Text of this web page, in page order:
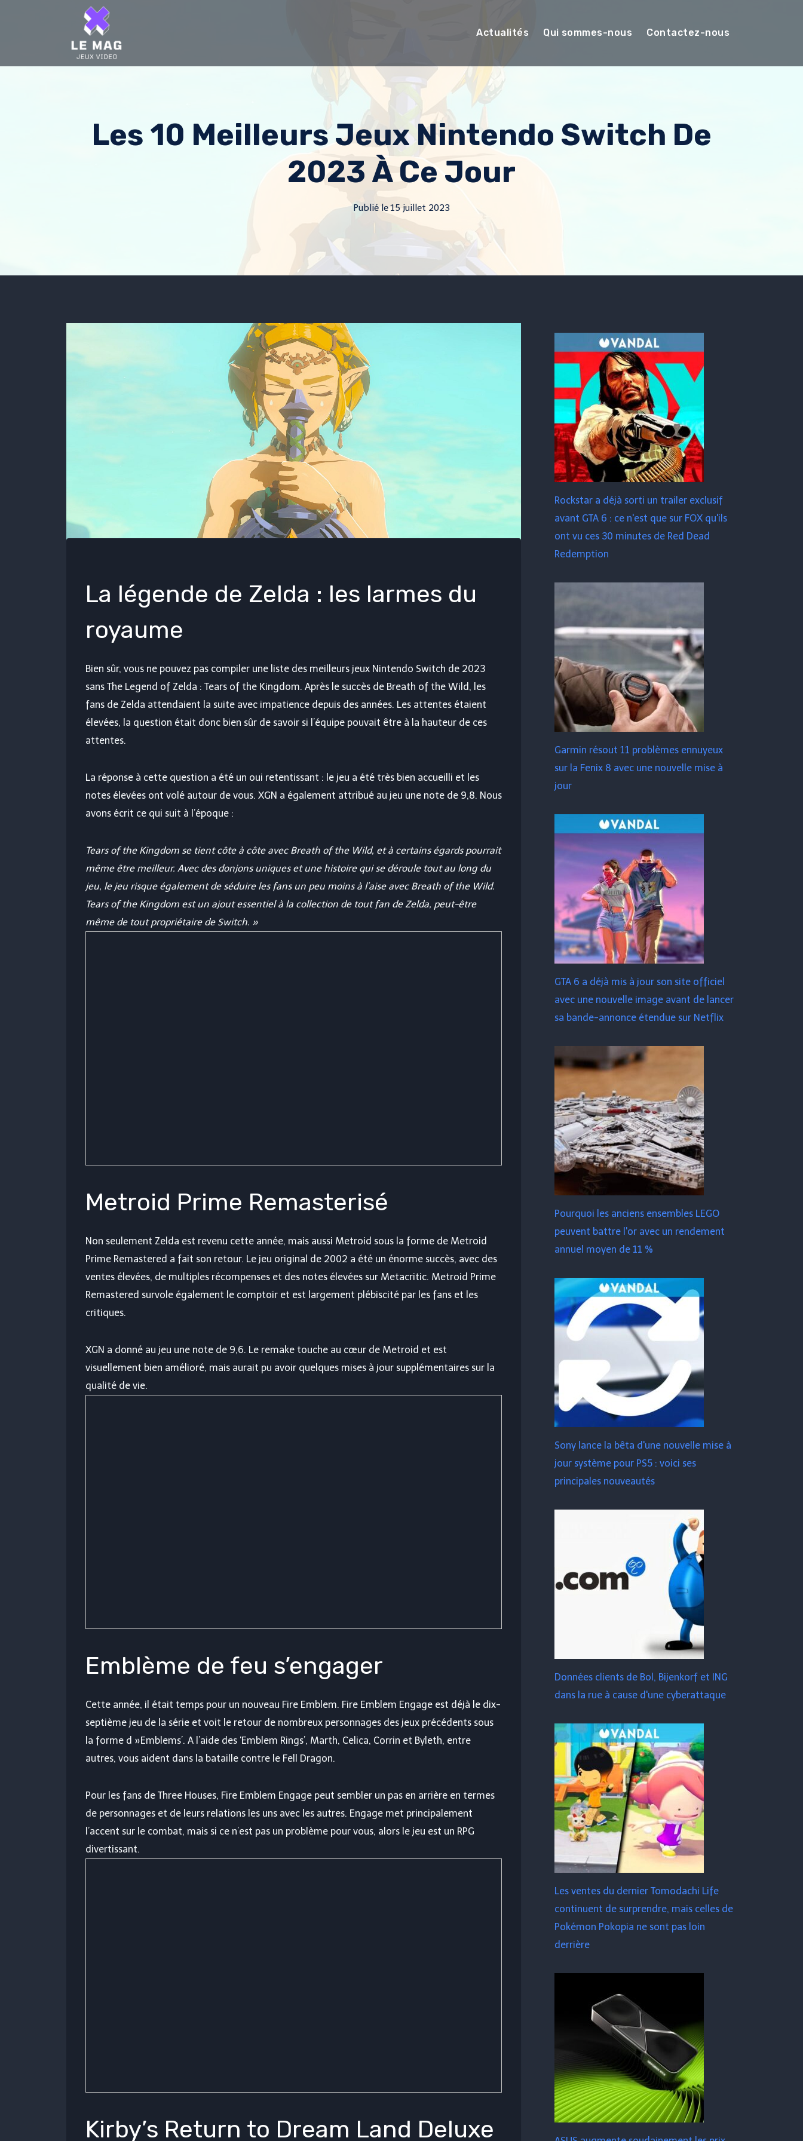
Actualités Qui sommes-nous Contactez-nous
Les 10 Meilleurs Jeux Nintendo Switch De
2023 À Ce Jour
Publié le15 juillet 2023
La légende de Zelda : les larmes du
royaume
Bien sûr, vous ne pouvez pas compiler une liste des meilleurs jeux Nintendo Switch de 2023
sans The Legend of Zelda : Tears of the Kingdom. Après le succès de Breath of the Wild, les
fans de Zelda attendaient la suite avec impatience depuis des années. Les attentes étaient
élevées, la question était donc bien sûr de savoir si l’équipe pouvait être à la hauteur de ces
attentes.
La réponse à cette question a été un oui retentissant : le jeu a été très bien accueilli et les
notes élevées ont volé autour de vous. XGN a également attribué au jeu une note de 9,8. Nous
avons écrit ce qui suit à l’époque :
Tears of the Kingdom se tient côte à côte avec Breath of the Wild, et à certains égards pourrait
même être meilleur. Avec des donjons uniques et une histoire qui se déroule tout au long du
jeu, le jeu risque également de séduire les fans un peu moins à l’aise avec Breath of the Wild.
Tears of the Kingdom est un ajout essentiel à la collection de tout fan de Zelda, peut-être
même de tout propriétaire de Switch. »
Metroid Prime Remasterisé
Non seulement Zelda est revenu cette année, mais aussi Metroid sous la forme de Metroid
Prime Remastered a fait son retour. Le jeu original de 2002 a été un énorme succès, avec des
ventes élevées, de multiples récompenses et des notes élevées sur Metacritic. Metroid Prime
Remastered survole également le comptoir et est largement plébiscité par les fans et les
critiques.
XGN a donné au jeu une note de 9,6. Le remake touche au cœur de Metroid et est
visuellement bien amélioré, mais aurait pu avoir quelques mises à jour supplémentaires sur la
qualité de vie.
Emblème de feu s’engager
Cette année, il était temps pour un nouveau Fire Emblem. Fire Emblem Engage est déjà le dix-
septième jeu de la série et voit le retour de nombreux personnages des jeux précédents sous
la forme d »Emblems’. A l’aide des ‘Emblem Rings’, Marth, Celica, Corrin et Byleth, entre
autres, vous aident dans la bataille contre le Fell Dragon.
Pour les fans de Three Houses, Fire Emblem Engage peut sembler un pas en arrière en termes
de personnages et de leurs relations les uns avec les autres. Engage met principalement
l’accent sur le combat, mais si ce n’est pas un problème pour vous, alors le jeu est un RPG
divertissant.
Kirby’s Return to Dream Land Deluxe
Rockstar a déjà sorti un trailer exclusif
avant GTA 6 : ce n'est que sur FOX qu'ils
ont vu ces 30 minutes de Red Dead
Redemption
Garmin résout 11 problèmes ennuyeux
sur la Fenix ​​​​8 avec une nouvelle mise à
jour
GTA 6 a déjà mis à jour son site officiel
avec une nouvelle image avant de lancer
sa bande-annonce étendue sur Netflix
Pourquoi les anciens ensembles LEGO
peuvent battre l'or avec un rendement
annuel moyen de 11 %
Sony lance la bêta d'une nouvelle mise à
jour système pour PS5 : voici ses
principales nouveautés
Données clients de Bol, Bijenkorf et ING
dans la rue à cause d'une cyberattaque
Les ventes du dernier Tomodachi Life
continuent de surprendre, mais celles de
Pokémon Pokopia ne sont pas loin
derrière